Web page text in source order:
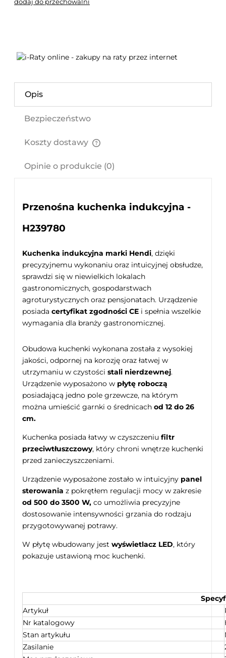
Opis
Bezpieczeństwo
Koszty dostawy
Opinie o produkcie (0)
Przenośna kuchenka indukcyjna -
H239780
Kuchenka indukcyjna marki Hendi, dzięki
precyzyjnemu wykonaniu oraz intuicyjnej obsłudze,
sprawdzi się w niewielkich lokalach
gastronomicznych, gospodarstwach
agroturystycznych oraz pensjonatach. Urządzenie
posiada certyfikat zgodności CE i spełnia wszelkie
wymagania dla branży gastronomicznej.
Obudowa kuchenki wykonana została z wysokiej
jakości, odpornej na korozję oraz łatwej w
utrzymaniu w czystości stali nierdzewnej.
Urządzenie wyposażono w płytę roboczą
posiadającą jedno pole grzewcze, na którym
można umieścić garnki o średnicach od 12 do 26
cm.
Kuchenka posiada łatwy w czyszczeniu filtr
przeciwtłuszczowy, który chroni wnętrze kuchenki
przed zanieczyszczeniami.
Urządzenie wyposażone zostało w intuicyjny panel
sterowania z pokrętłem regulacji mocy w zakresie
od 500 do 3500 W, co umożliwia precyzyjne
dostosowanie intensywności grzania do rodzaju
przygotowywanej potrawy.
W płytę wbudowany jest wyświetlacz LED, który
pokazuje ustawioną moc kuchenki.
Artykuł
Nr katalogowy
Stan artykułu
Zasilanie